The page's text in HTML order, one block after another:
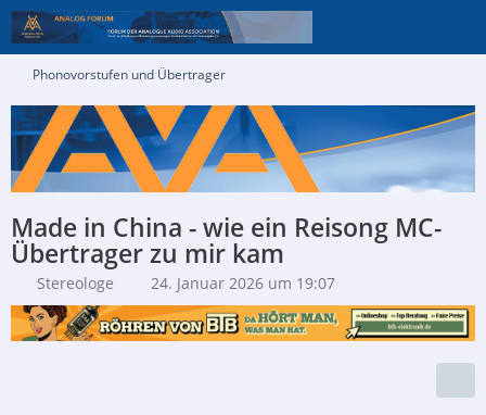
Phonovorstufen und Übertrager
Made in China - wie ein Reisong MC-
Übertrager zu mir kam
Stereologe 24. Januar 2026 um 19:07